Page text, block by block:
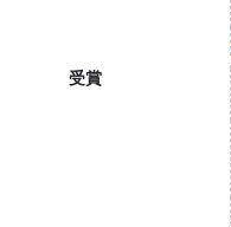
受賞